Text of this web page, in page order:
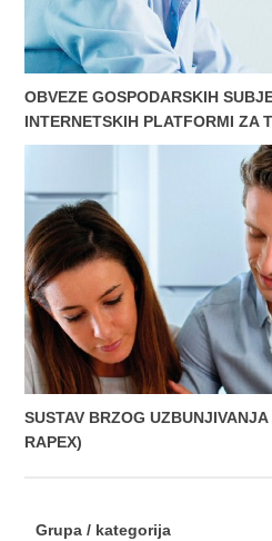
OBVEZE GOSPODARSKIH
INTERNETSKIH PLATFORMI ZA
SUSTAV BRZOG
RAPEX)
Grupa / kategorija